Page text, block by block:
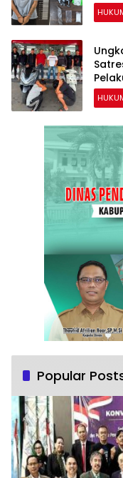
Popular